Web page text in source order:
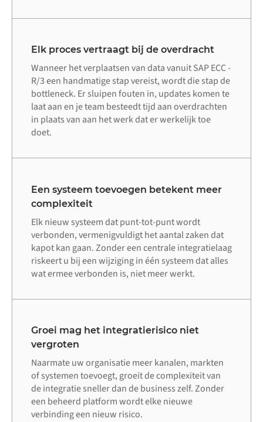
Elk proces vertraagt bij de overdracht
Wanneer het verplaatsen van data vanuit SAP ECC -
R/3 een handmatige stap vereist, wordt die stap de
bottleneck. Er sluipen fouten in, updates komen te
laat aan en je team besteedt tijd aan overdrachten
in plaats van aan het werk dat er werkelijk toe
doet.
Een systeem toevoegen betekent meer
complexiteit
Elk nieuw systeem dat punt-tot-punt wordt
verbonden, vermenigvuldigt het aantal zaken dat
kapot kan gaan. Zonder een centrale integratielaag
riskeert u bij een wijziging in één systeem dat alles
wat ermee verbonden is, niet meer werkt.
Groei mag het integratierisico niet
vergroten
Naarmate uw organisatie meer kanalen, markten
of systemen toevoegt, groeit de complexiteit van
de integratie sneller dan de business zelf. Zonder
een beheerd platform wordt elke nieuwe
verbinding een nieuw risico.